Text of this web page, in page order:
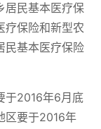
居民基本医疗保
疗保险和新型农
民基本医疗保险
于2016年6月底
区要于2016年